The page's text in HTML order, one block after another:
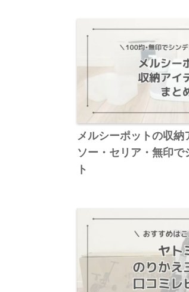
メルシーポットの収納
ソー・セリア・無印で
ト